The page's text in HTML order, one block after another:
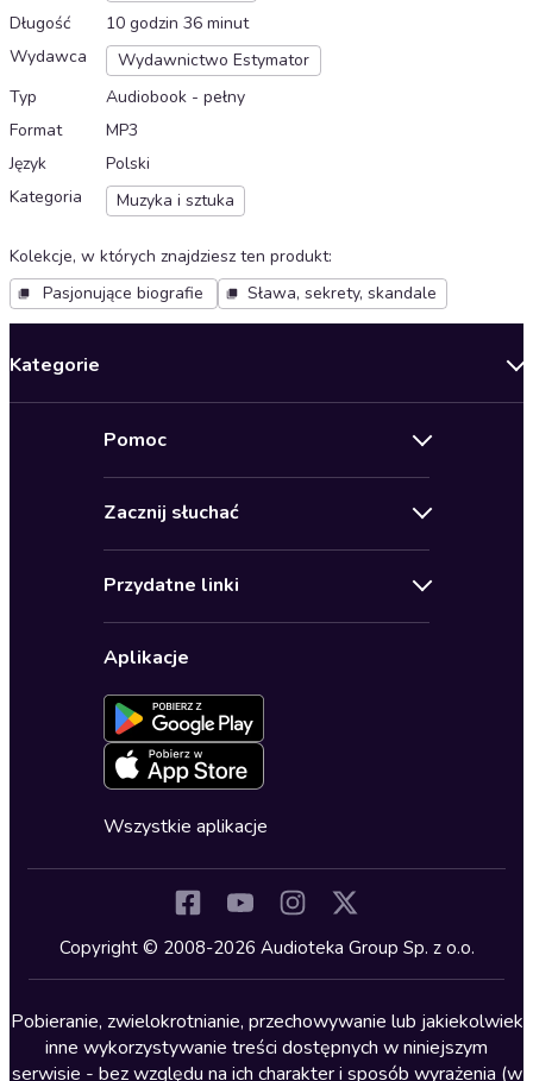
Długość
10 godzin 36 minut
Wydawca
Wydawnictwo Estymator
Typ
Audiobook - pełny
Format
MP3
Język
Polski
Kategoria
Muzyka i sztuka
Kolekcje, w których znajdziesz ten produkt:
Pasjonujące biografie
Sława, sekrety, skandale
Kategorie
Biznes, marketing, ekonomia
Dla młodzieży
Kryminały
Lektury szkolne
Literatura anglojęzyczna
Literatura faktu
Pomoc
Pomoc
Ustawienia prywatności
Formularz zgłaszania nielegalnych treści
Deklaracja dostępności
Zacznij słuchać
Karnety
Oferta dla firm i bibliotek
Przydatne linki
Dołącz do newslettera
Blog
Zapowiedzi
Cykle audiobooków
Aplikacje
Wszystkie aplikacje
Copyright © 2008-2026 Audioteka Group Sp. z o.o.
Pobieranie, zwielokrotnianie, przechowywanie lub jakiekolwiek
inne wykorzystywanie treści dostępnych w niniejszym
serwisie - bez względu na ich charakter i sposób wyrażenia (w